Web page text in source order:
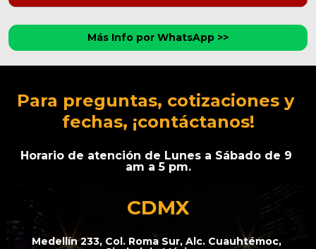
Más Info por WhatsApp >>
Para preguntas, cotizaciones y
fechas, ¡contáctanos!
Horario de atención de Lunes a Sábado de 9
am a 5 pm.
CDMX
Medellín 233, Col. Roma Sur, Alc. Cuauhtémoc,